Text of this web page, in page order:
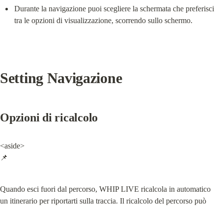
Durante la navigazione puoi scegliere la schermata che preferisci
tra le opzioni di visualizzazione, scorrendo sullo schermo.
Setting Navigazione
Opzioni di ricalcolo
<aside>
📌
Quando esci fuori dal percorso, WHIP LIVE ricalcola in automatico
un itinerario per riportarti sulla traccia. Il ricalcolo del percorso può